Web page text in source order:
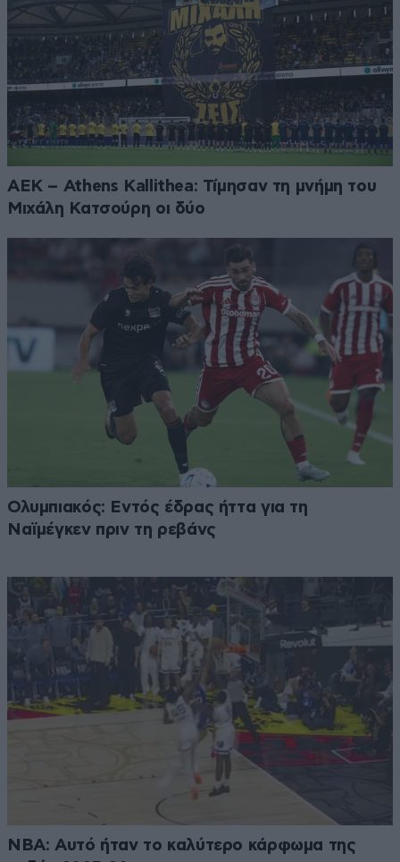
ΑΕΚ – Athens Kallithea: Τίμησαν τη μνήμη του
Μιχάλη Κατσούρη οι δύο
Ολυμπιακός: Εντός έδρας ήττα για τη
Ναϊμέγκεν πριν τη ρεβάνς
NBA: Αυτό ήταν το καλύτερο κάρφωμα της